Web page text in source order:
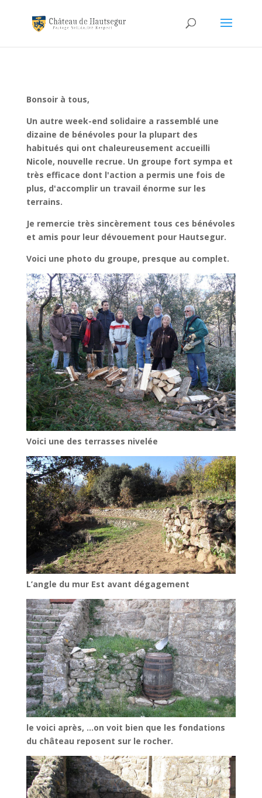
Bonsoir à tous,
Un autre week-end solidaire a rassemblé une
dizaine de bénévoles pour la plupart des
habitués qui ont chaleureusement accueilli
Nicole, nouvelle recrue. Un groupe fort sympa et
très efficace dont l'action a permis une fois de
plus, d'accomplir un travail énorme sur les
terrains.
Je remercie très sincèrement tous ces bénévoles
et amis pour leur dévouement pour Hautsegur.
Voici une photo du groupe, presque au complet.
Voici une des terrasses nivelée
L’angle du mur Est avant dégagement
le voici après, …on voit bien que les fondations
du château reposent sur le rocher.